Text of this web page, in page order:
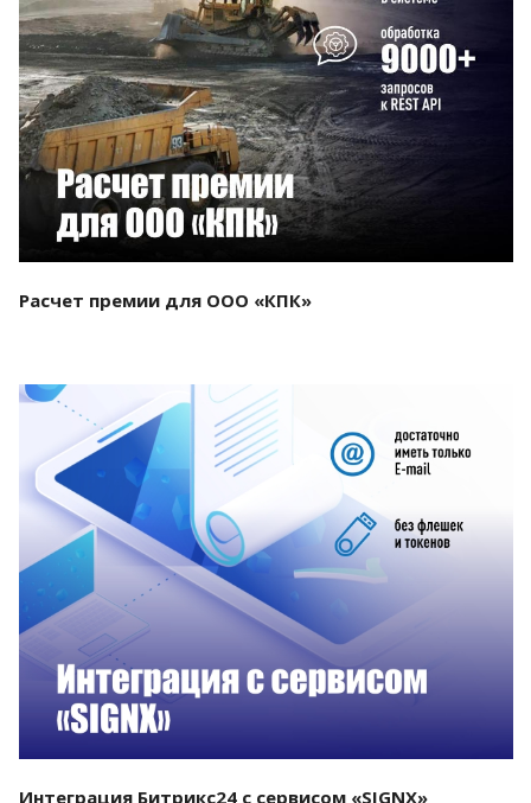
Смотреть проект
Расчет премии для ООО «КПК»
Смотреть проект
Интеграция Битрикс24 с сервисом «SIGNX»